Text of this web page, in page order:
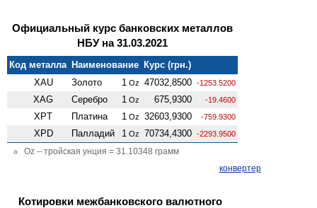
Официальный курс банковских металлов
НБУ на 31.03.2021
Код металла Наименование Курс (грн.)
XAU
Золото 1 Oz 47032,8500 -1253.5200
XAG Серебро 1 Oz 675,9300 -19.4600
XPT Платина 1 Oz 32603,9300 -759.9300
XPD Палладий 1 Oz 70734,4300 -2293.9500
Oz – тройская унция = 31.10348 грамм
конвертер
Котировки межбанковского валютного